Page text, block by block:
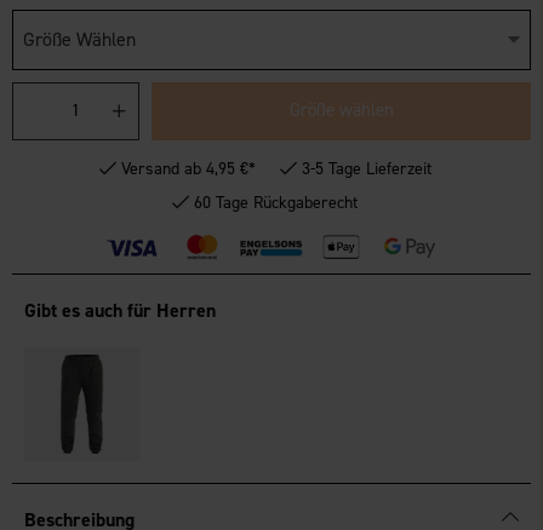
Größe Wählen
Größe wählen
Versand ab 4,95 €*
3-5 Tage Lieferzeit
60 Tage Rückgaberecht
Gibt es auch für Herren
Beschreibung